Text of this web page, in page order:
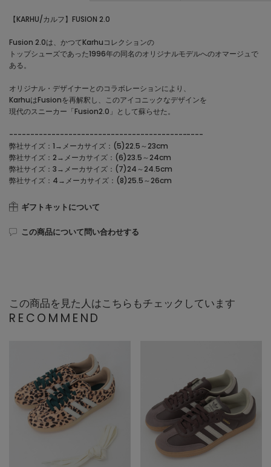
【KARHU/カルフ】FUSION 2.0
Fusion 2.0は、かつてKarhuコレクションの
トップシューズであった1996年の同名のオリジナルモデルへのオマージュで
ある。
オリジナル・デザイナーとのコラボレーションにより、
KarhuはFusionを再解釈し、このアイコニックなデザインを
現代のスニーカー「Fusion2.0」として蘇らせた。
----------------------------------------------
弊社サイズ：1→メーカサイズ：(5)22.5～23cm
弊社サイズ：2→メーカサイズ：(6)23.5～24cm
弊社サイズ：3→メーカサイズ：(7)24～24.5cm
弊社サイズ：4→メーカサイズ：(8)25.5～26cm
ギフトキットについて
この商品について問い合わせする
この商品を見た人はこちらもチェックしています
RECOMMEND